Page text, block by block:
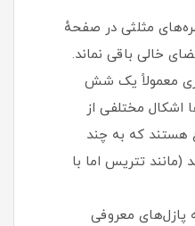
مثلثی در صفحهٔ
خالی باقی نماند.
معمولاً یک شش
مختلفی از
هستند که به چند
تتریس اما با
پازل‌های معروفی